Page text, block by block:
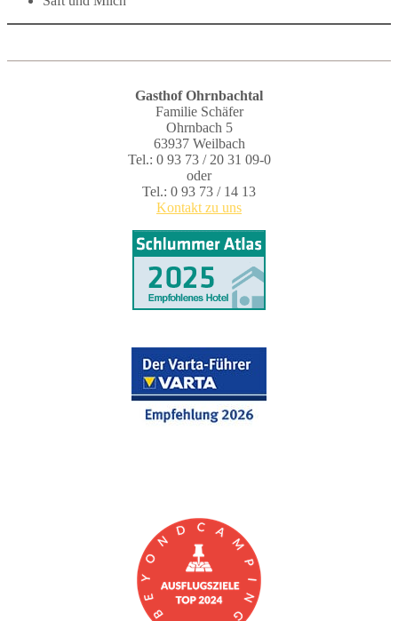
Gasthof Ohrnbachtal
Familie Schäfer
Ohrnbach 5
63937 Weilbach
Tel.: 0 93 73 / 20 31 09-0
oder
Tel.: 0 93 73 / 14 13
Kontakt zu uns